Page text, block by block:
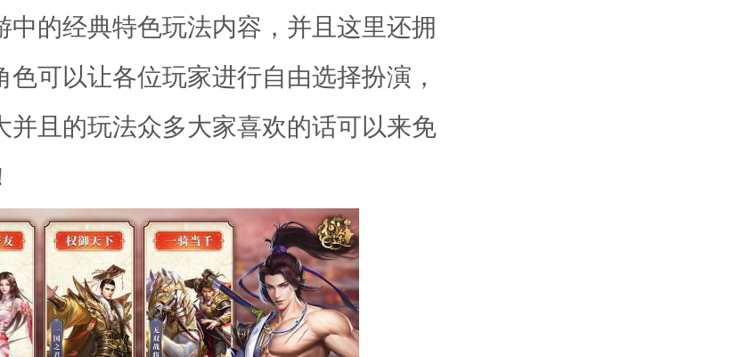
中的经典特色玩法内容，并且这里还拥
可以让各位玩家进行自由选择扮演，
并且的玩法众多大家喜欢的话可以来免